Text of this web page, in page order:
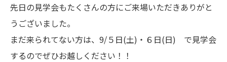
先日の見学会もたくさんの方にご来場いただきありがと
うございました。
まだ来られてない方は、9/５日(土)・６日(日) で見学会
するのでぜひお越しください！！